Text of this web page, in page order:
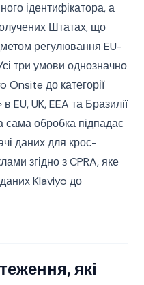
ідентифікатора, а
Штатах, що
регулювання EU-
три умови однозначно
Onsite до категорії
EU, UK, EEA та Бразилії
сама обробка підпадає
даних для крос-
згідно з CPRA, яке
Klaviyo до
які